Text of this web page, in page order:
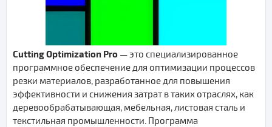
Cutting Optimization Pro — это специализированное
программное обеспечение для оптимизации процессов
резки материалов, разработанное для повышения
эффективности и снижения затрат в таких отраслях, как
деревообрабатывающая, мебельная, листовая сталь и
текстильная промышленности. Программа